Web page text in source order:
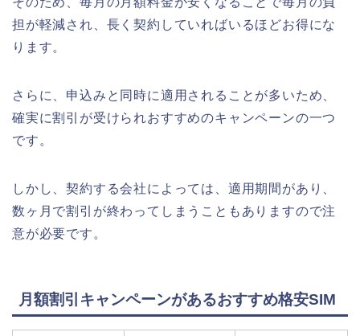
担が軽減され、長く契約していればいるほどお得にな
ります。
さらに、申込みと同時に適用されることが多いため、
確実に割引が受けられおすすめのキャンペーンの一つ
です。
しかし、契約する会社によっては、適用期間があり、
数ヶ月で割引が終わってしまうこともありますので注
意が必要です。
月額割引キャンペーンがあるおすすめ格安SIM